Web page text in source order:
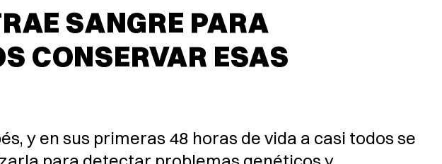
SANGRE PARA
CONSERVAR ESAS
y en sus primeras 48 horas de vida a casi todos se